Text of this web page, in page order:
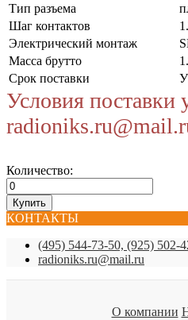
Тип разъема
Шаг контактов
Электрический монтаж
Масса брутто
Срок поставки
Условия поставки
Количество:
КОНТАКТЫ
(495) 544-73-50, (925) 502-
radioniks.ru@mail.ru
О компании